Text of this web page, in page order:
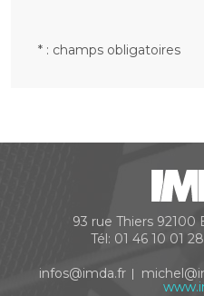
* : champs obligatoires
93 rue Thiers 92100
Tél: 01 46 10 01 28
infos@imda.fr